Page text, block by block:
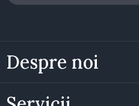
Despre noi